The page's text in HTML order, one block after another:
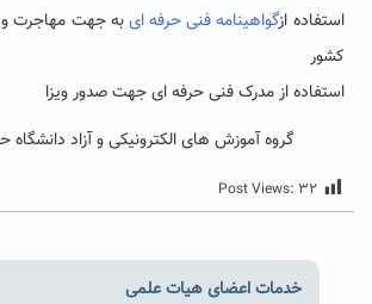
استفاده ازگواهینامه فنی حرفه ایبه جهت مهاجرت و
کشور
استفاده از مدرک فنی حرفه ای جهت صدور ویزا
گروه آموزش های الکترونیکی وآزاد
Post Views: ۳۲
خدمات اعضای هیات علمی